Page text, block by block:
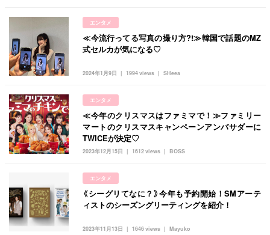
キュレーター一覧
運営会社
プライバシーポリシー
お問い合わせ
メイク k-pop コスメ ファッション
kpop トレンド 韓国メイク
オルチャンメイク twice 人気
韓国ドラマ カフェ
エンタメ
2024年1月9日 SHeea
1994 views
≪今流行ってる写真の撮り方?!≫韓国で話題のMZ
式セルカが気になる♡
エンタメ
2023年12月15日 BOSS
1612 views
≪今年のクリスマスはファミマで！≫ファミリー
マートのクリスマスキャンペーンアンバサダーに
TWICEが決定♡
エンタメ
2023年11月13日 Mayuko
1646 views
《シーグリてなに？》今年も予約開始！SMアーテ
ィストのシーズングリーティングを紹介！